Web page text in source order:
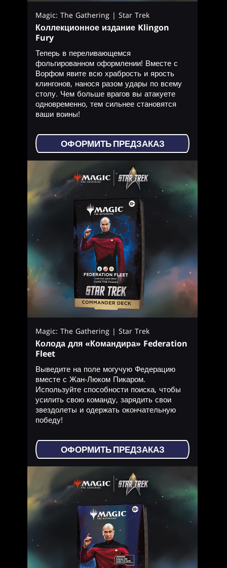
Magic: The Gathering | Star Trek
Коллекционное издание Klingon
Fury
Теперь в переливающемся
фольгированном оформлении! Вместе с
Ворфом явите всю храбрость и ярость
клингонов, нанося разом удары по всему
столу. Чем больше врагов вы атакуете
одновременно, тем сильнее становятся
ваши воины!
ОФОРМИТЬ ПРЕДЗАКАЗ
Magic: The Gathering | Star Trek
Колода для «Командира» Federation
Fleet
Выведите на поле могучую Федерацию
вместе с Жан-Люком Пикаром.
Используйте способности поиска, чтобы
усилить свою команду, зарядить свои
звездолеты и одержать окончательную
победу!
ОФОРМИТЬ ПРЕДЗАКАЗ